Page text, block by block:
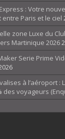
: Votre
entre Paris et le ciel
zone Luxe du
Martinique 2026
Serie Prime
à l’aéroport :
des voyageurs